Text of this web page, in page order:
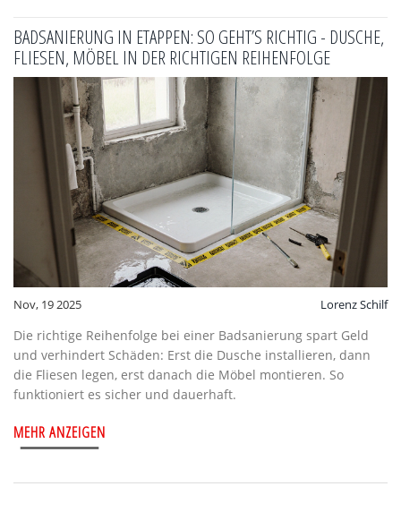
BADSANIERUNG IN ETAPPEN: SO GEHT’S RICHTIG - DUSCHE,
FLIESEN, MÖBEL IN DER RICHTIGEN REIHENFOLGE
Nov, 19 2025 Lorenz Schilf
Die richtige Reihenfolge bei einer Badsanierung spart Geld
und verhindert Schäden: Erst die Dusche installieren, dann
die Fliesen legen, erst danach die Möbel montieren. So
funktioniert es sicher und dauerhaft.
MEHR ANZEIGEN